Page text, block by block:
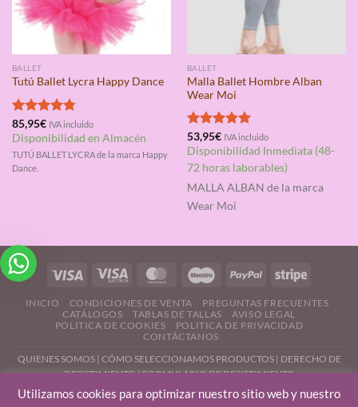
BALLET
Tutú Ballet Lycra Happy Dance
Valorado
con4.75
de 5
85,95€ IVA incluido
Disponibilidad en Almacén
TUTÚ BALLET LYCRA de la marca Happy
Dance.
BALLET
Malla Ballet Hombre Alban
Wear Moi
Valorado
con5.00
de 5
53,95€ IVA incluido
Disponibilidad Inmediata (48-
72 horas laborables)
MALLA ALBAN de la marca
Wear Moi
INICIO CONDICIONES DE VENTA
PREGUNTAS FRECUENTES
CATÁLOGOS
TABLAS DE TALLAS
AVISO LEGAL
POLITICA DE COOKIES
POLITICA DE PRIVACIDAD
CONTÁCTANOS
QUIENES SOMOS| CÓMO SELECCIONAMOS PRODUCTOS| DERECHO DE
DESISTIMIENTO |FORMULARIO DE DESISTIMIENTO
Utilizamos cookies para optimizar nuestro sitio web y nuestro